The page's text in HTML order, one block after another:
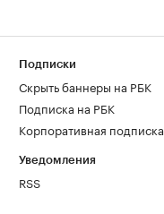
Подписки
Скрыть баннеры на РБК
Подписка на РБК
Корпоративная подписка
Уведомления
RSS